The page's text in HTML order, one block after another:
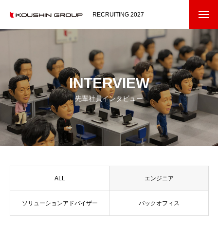
RECRUITING 2027
コウシンについて ABOUT US
メッセージ
オフィスコンシェルジェ
事業ドメイン
私たちの仕事 OUR WORKS
INTERVIEW
先輩社員インタビュー
ALL エンジニア
ソリューションアドバイザー バックオフィス